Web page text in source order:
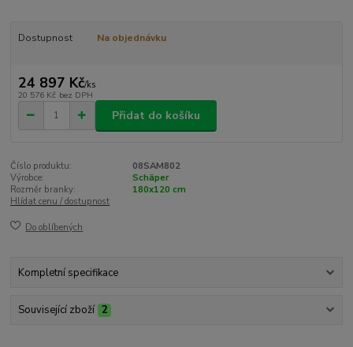
Dostupnost Na objednávku
24 897 Kč/ks
20 576 Kč bez DPH
Přidat do košíku
Číslo produktu:
08SAM802
Výrobce:
Schäper
Rozměr branky:
180x120 cm
Hlídat cenu / dostupnost
Do oblíbených
Kompletní specifikace
Související zboží 2